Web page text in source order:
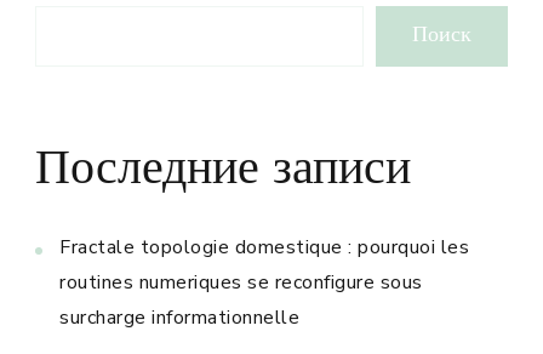
Поиск
Последние записи
Fractale topologie domestique : pourquoi les
routines numeriques se reconfigure sous
surcharge informationnelle